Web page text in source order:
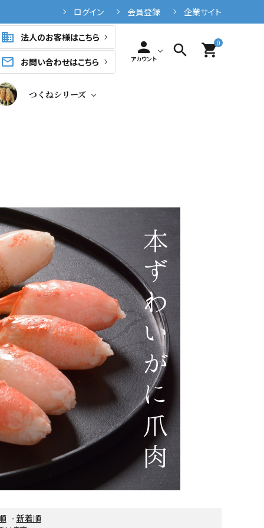
ログイン 会員登録 企業サイト
business 法人のお客様はこちら
mail_outline お問い合わせはこちら
person
アカウント search 0
shopping_cart
つくねシリーズ
- 新着順